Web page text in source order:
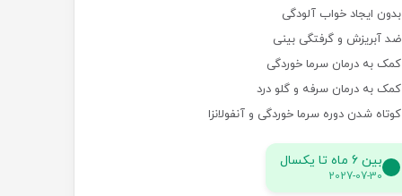
بدون ایجاد خواب آلودگی
ضد آبریزش و گرفتگی بینی
کمک به درمان سرما خوردگی
کمک به درمان سرفه و گلو درد
کوتاه شدن دوره سرما خوردگی و آنفولانزا
بین 6 ماه تا یکسال
2027-07-30